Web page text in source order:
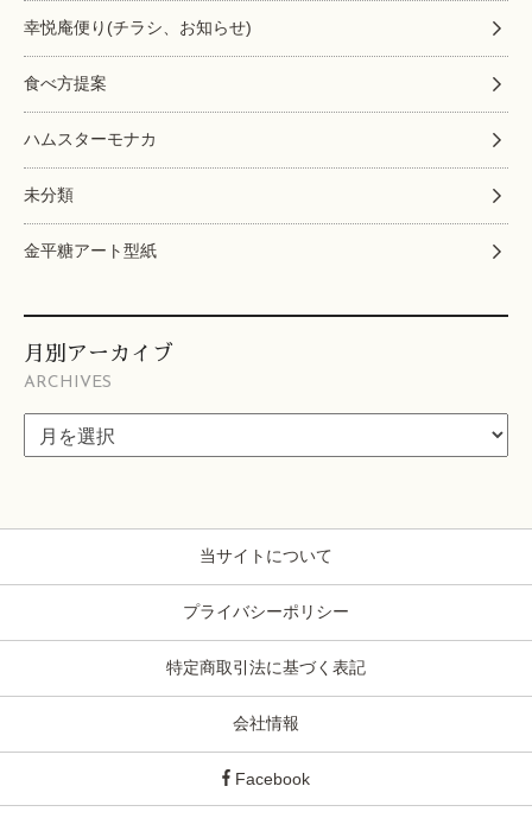
幸悦庵便り(チラシ、お知らせ)
食べ方提案
ハムスターモナカ
未分類
金平糖アート型紙
月別アーカイブ
ARCHIVES
当サイトについて
プライバシーポリシー
特定商取引法に基づく表記
会社情報
Facebook